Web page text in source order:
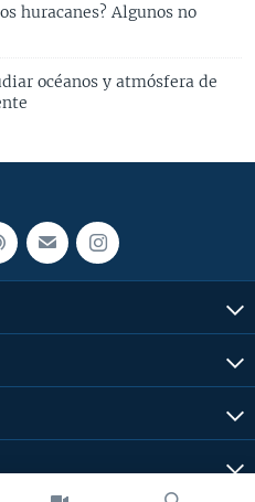
huracanes? Algunos no
océanos y atmósfera de